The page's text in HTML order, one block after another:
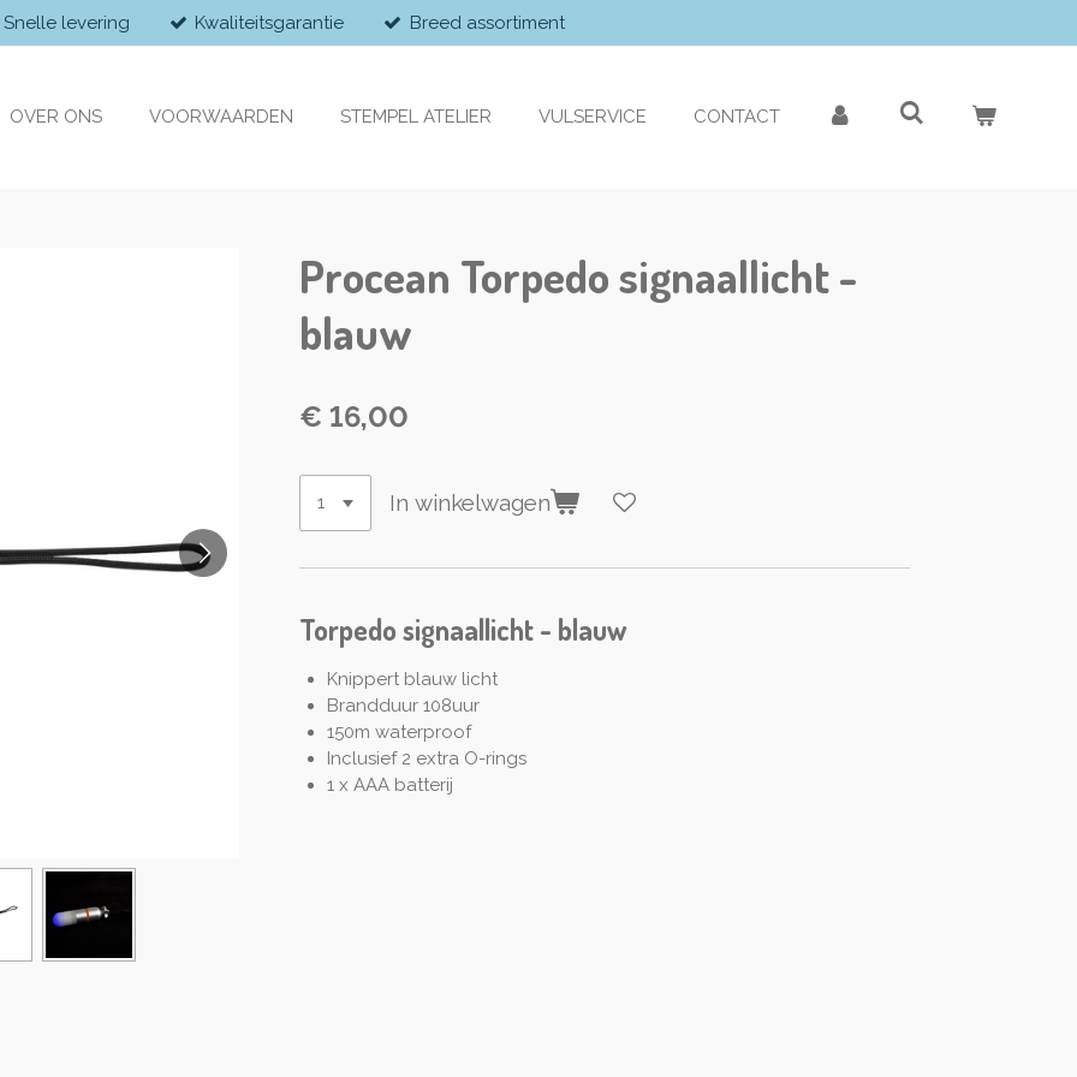
Snelle levering Kwaliteitsgarantie Breed assortiment
OVER ONS VOORWAARDEN STEMPEL ATELIER VULSERVICE CONTACT
Procean Torpedo signaallicht -
blauw
€ 16,00
In winkelwagen
Torpedo signaallicht - blauw
Knippert blauw licht
Brandduur 108uur
150m waterproof
Inclusief 2 extra O-rings
1 x AAA batterij